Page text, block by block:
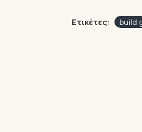
Ετικέτες: build